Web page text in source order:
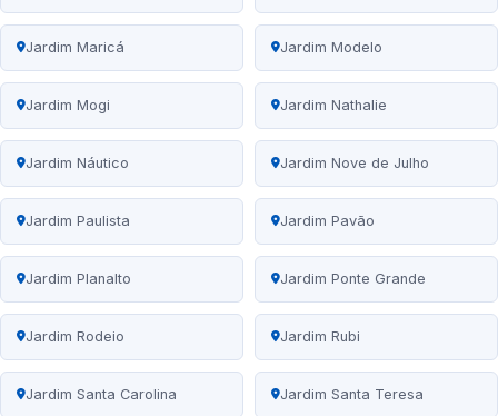
Jardim Maricá Jardim Modelo
Jardim Mogi Jardim Nathalie
Jardim Náutico Jardim Nove de Julho
Jardim Paulista Jardim Pavão
Jardim Planalto Jardim Ponte Grande
Jardim Rodeio Jardim Rubi
Jardim Santa Carolina Jardim Santa Teresa